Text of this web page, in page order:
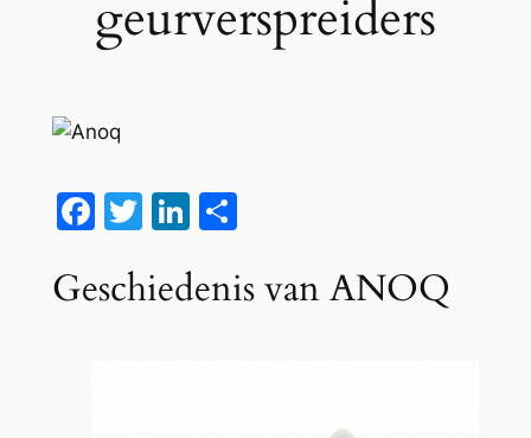
geurverspreiders
Facebook
Twitter
LinkedIn
Delen
Geschiedenis van ANOQ